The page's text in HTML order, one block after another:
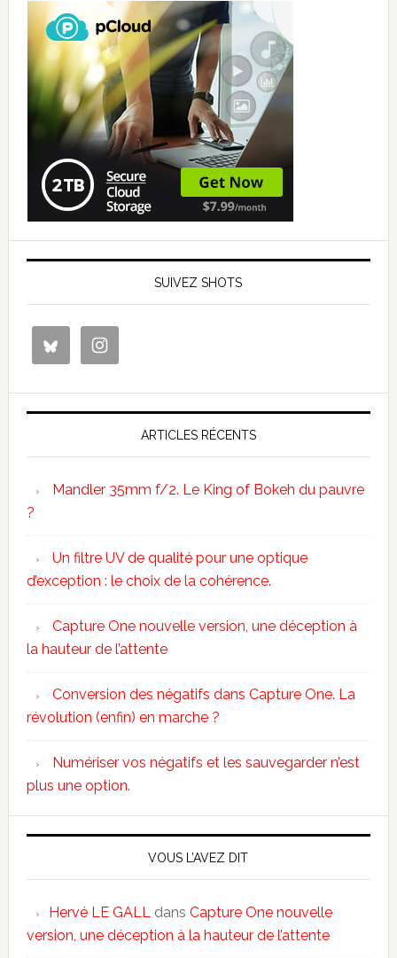
SUIVEZ SHOTS
ARTICLES RÉCENTS
Mandler 35mm f/2. Le King of Bokeh du pauvre
?
Un filtre UV de qualité pour une optique
d’exception : le choix de la cohérence.
Capture One nouvelle version, une déception à
la hauteur de l’attente
Conversion des négatifs dans Capture One. La
révolution (enfin) en marche ?
Numériser vos négatifs et les sauvegarder n’est
plus une option.
VOUS L’AVEZ DIT
Hervé LE GALL dans Capture One nouvelle
version, une déception à la hauteur de l’attente